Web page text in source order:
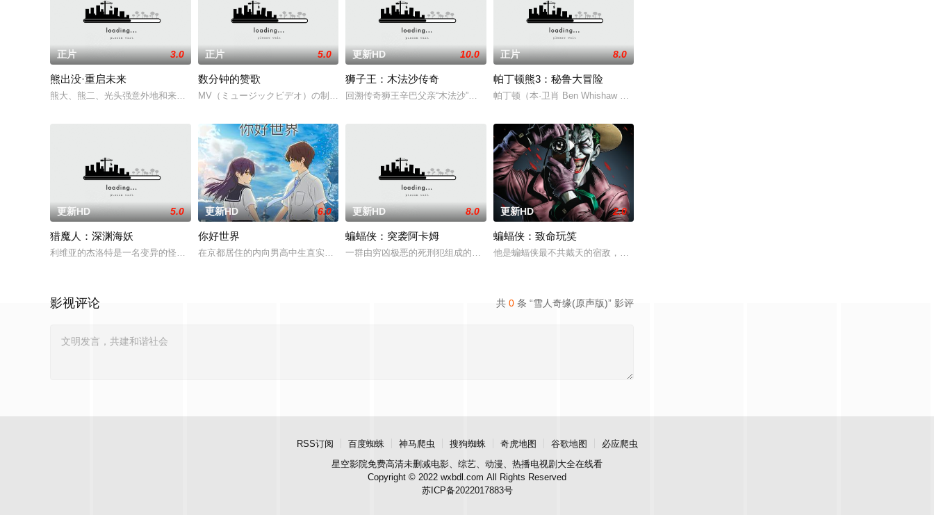
正片 3.0
熊出没·重启未来
熊大、熊二、光头强意外地和来自未来世界的小亮一起穿越到100年后：世界发生巨大灾变，孢子植物全面侵占，人类在末日中艰难
正片 5.0
数分钟的赞歌
MV（ミュージックビデオ）の制作に没頭する男子高校生?朝屋彼方は、ある日目にしたストリートライブに感動し、その曲のMV
更新HD 10.0
狮子王：木法沙传奇
回溯传奇狮王辛巴父亲“木法沙”的荣耀之路，揭秘他与迪士尼经典反派“刀疤”（塔卡）之间不为人知的羁绊。一次非凡的相遇，一
正片 8.0
帕丁顿熊3：秘鲁大冒险
帕丁顿（本·卫肖 Ben Whishaw 配音）回到家乡秘鲁看望他心爱的露西婶婶（艾美达·斯丹顿 Imelda Sta
更新HD 5.0
猎魔人：深渊海妖
利维亚的杰洛特是一名变异的怪物猎人，他受雇调查海边村庄发生的一系列袭击事件，并卷入了人类与人鱼之间长达数个世纪的冲突之
更新HD 6.0
你好世界
在京都居住的内向男高中生直实（北村匠海 配音）的面前，突然出现从10年后穿越而来26岁的自己（松坂桃李 配音）。未来的
更新HD 8.0
蝙蝠侠：突袭阿卡姆
一群由穷凶极恶的死刑犯组成的特种小队，小丑女、死亡射手、回旋镖队长、黑蜘蛛、冰霜杀手、鲨鱼王、克格勃野兽等人，受制于植
更新HD 2.0
蝙蝠侠：致命玩笑
他是蝙蝠侠最不共戴天的宿敌，是丧心病狂的犯罪大师，他怪异的狂暴行径就连世界最佳侦探也琢磨不透。然
共 0 条 “雪人奇缘(原声版)” 影评
影视评论
RSS订阅 百度蜘蛛 神马爬虫 搜狗蜘蛛 奇虎地图 谷歌地图
必应爬虫
星空影院免费高清未删减电影、综艺、动漫、热播电视剧大全在线看
Copyright © 2022 wxbdl.com All Rights Reserved
苏ICP备2022017883号